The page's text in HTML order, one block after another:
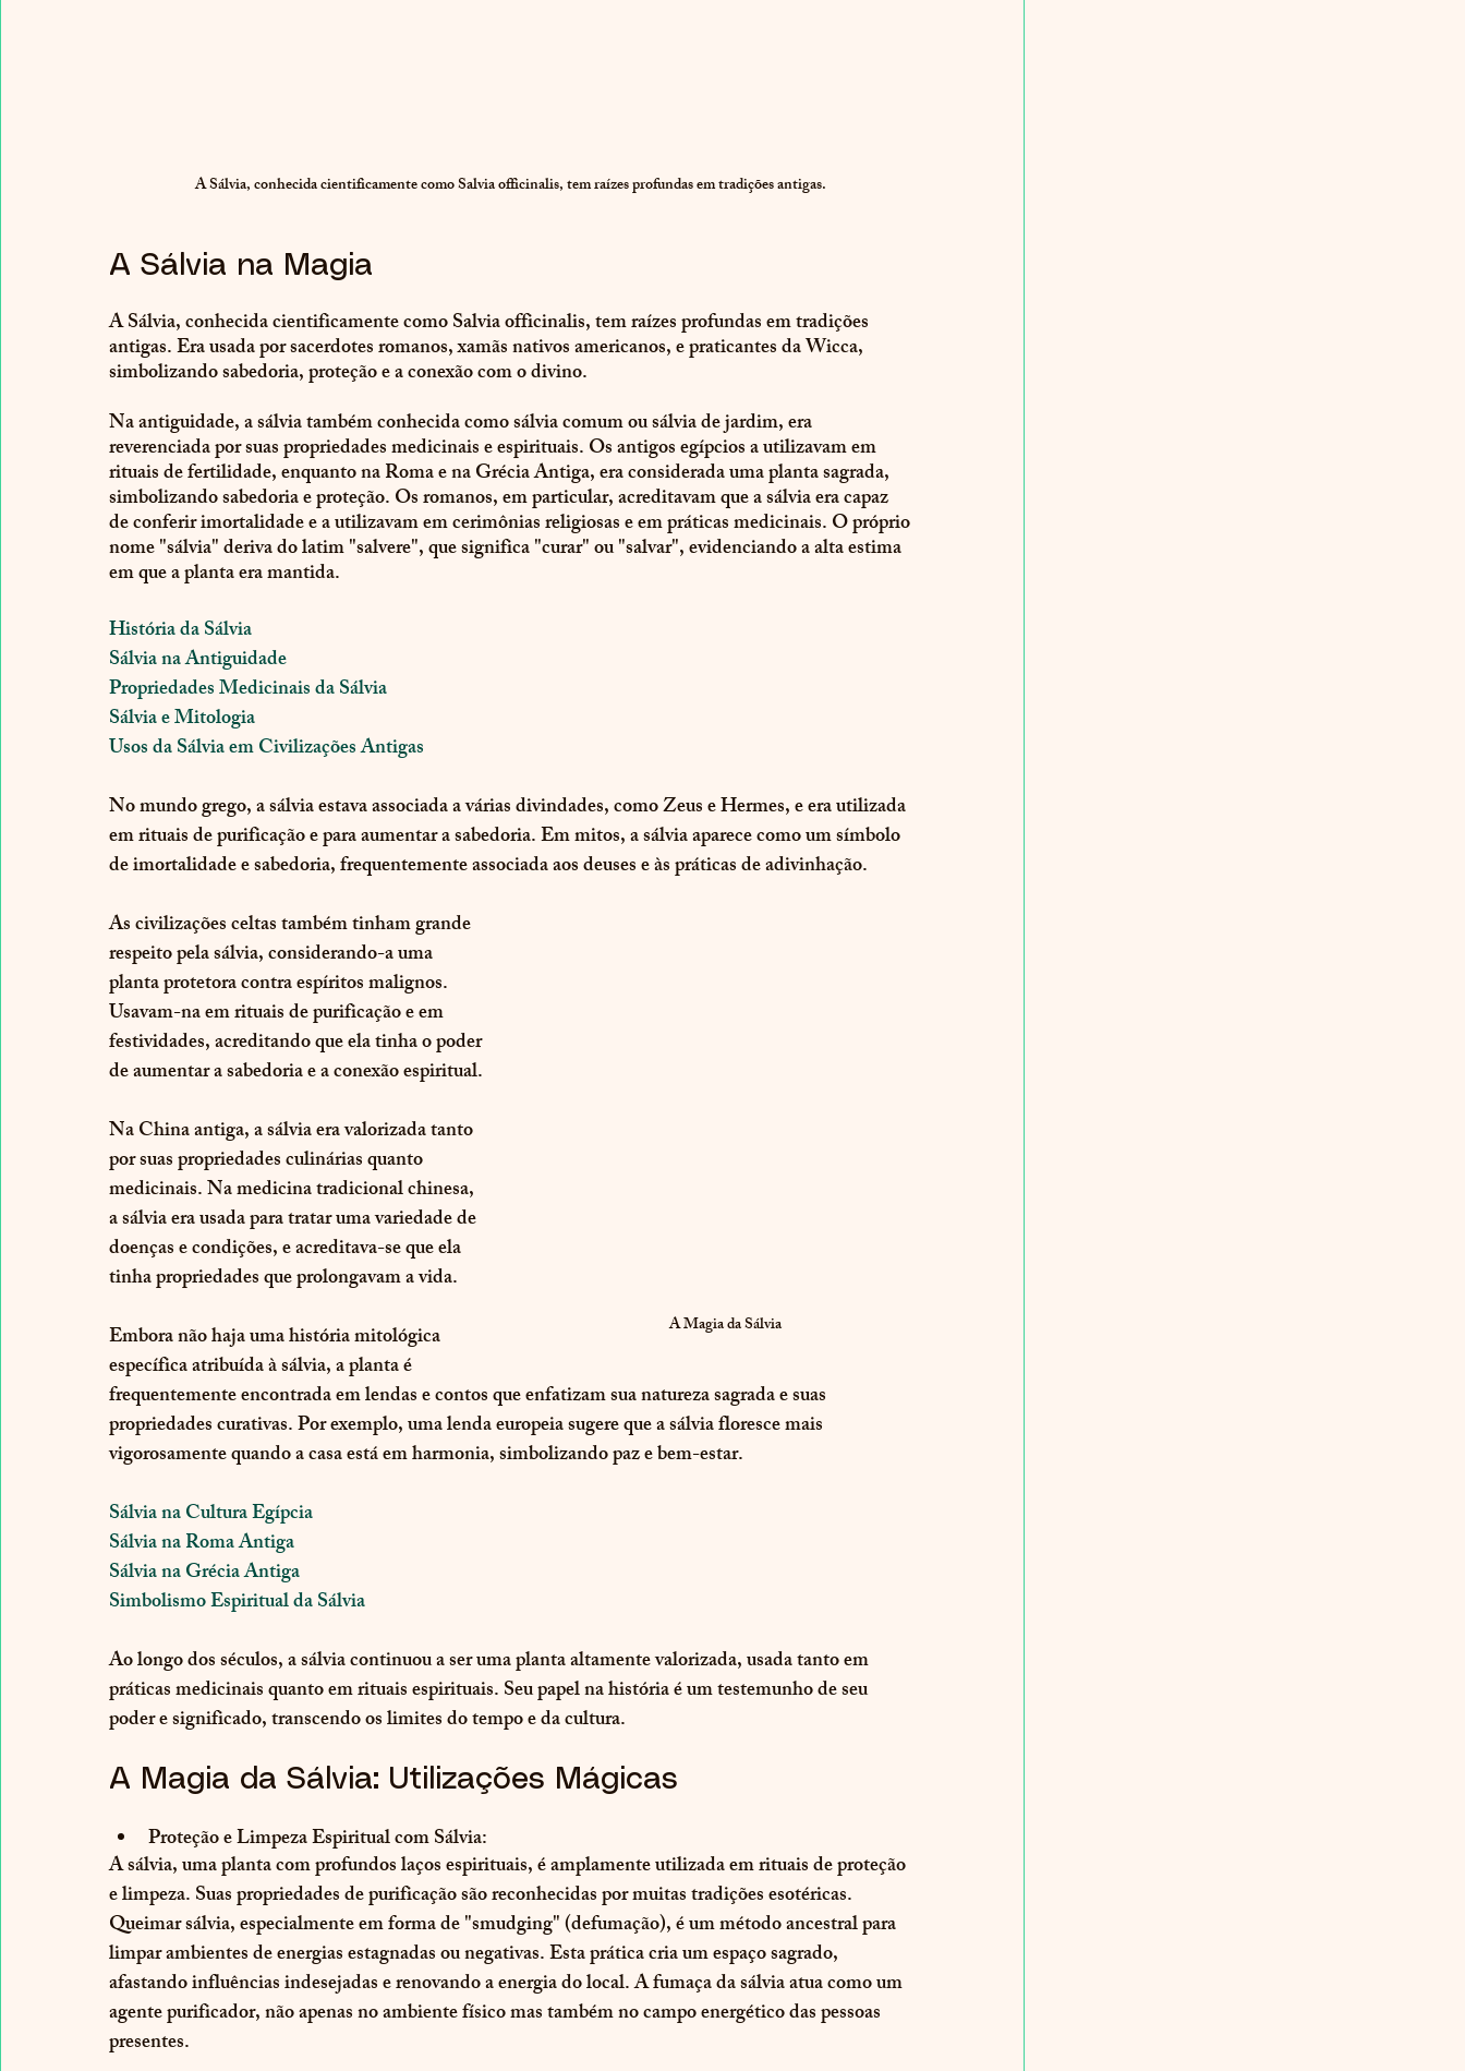
A Sálvia, conhecida cientificamente como Salvia officinalis, tem raízes profundas em tradições antigas.
A Sálvia na Magia
A Sálvia, conhecida cientificamente como Salvia officinalis, tem raízes profundas em tradições
antigas. Era usada por sacerdotes romanos, xamãs nativos americanos, e praticantes da Wicca,
simbolizando sabedoria, proteção e a conexão com o divino.
Na antiguidade, a sálvia também conhecida como sálvia comum ou sálvia de jardim, era
reverenciada por suas propriedades medicinais e espirituais. Os antigos egípcios a utilizavam em
rituais de fertilidade, enquanto na Roma e na Grécia Antiga, era considerada uma planta sagrada,
simbolizando sabedoria e proteção. Os romanos, em particular, acreditavam que a sálvia era capaz
de conferir imortalidade e a utilizavam em cerimônias religiosas e em práticas medicinais. O próprio
nome "sálvia" deriva do latim "salvere", que significa "curar" ou "salvar", evidenciando a alta estima
em que a planta era mantida.
História da Sálvia
Sálvia na Antiguidade
Propriedades Medicinais da Sálvia
Sálvia e Mitologia
Usos da Sálvia em Civilizações Antigas
No mundo grego, a sálvia estava associada a várias divindades, como Zeus e Hermes, e era utilizada
em rituais de purificação e para aumentar a sabedoria. Em mitos, a sálvia aparece como um símbolo
de imortalidade e sabedoria, frequentemente associada aos deuses e às práticas de adivinhação.
A Magia da Sálvia
As civilizações celtas também tinham grande
respeito pela sálvia, considerando-a uma
planta protetora contra espíritos malignos.
Usavam-na em rituais de purificação e em
festividades, acreditando que ela tinha o poder
de aumentar a sabedoria e a conexão espiritual.
Na China antiga, a sálvia era valorizada tanto
por suas propriedades culinárias quanto
medicinais. Na medicina tradicional chinesa,
a sálvia era usada para tratar uma variedade de
doenças e condições, e acreditava-se que ela
tinha propriedades que prolongavam a vida.
Embora não haja uma história mitológica
específica atribuída à sálvia, a planta é
frequentemente encontrada em lendas e contos que enfatizam sua natureza sagrada e suas
propriedades curativas. Por exemplo, uma lenda europeia sugere que a sálvia floresce mais
vigorosamente quando a casa está em harmonia, simbolizando paz e bem-estar.
Sálvia na Cultura Egípcia
Sálvia na Roma Antiga
Sálvia na Grécia Antiga
Simbolismo Espiritual da Sálvia
Ao longo dos séculos, a sálvia continuou a ser uma planta altamente valorizada, usada tanto em
práticas medicinais quanto em rituais espirituais. Seu papel na história é um testemunho de seu
poder e significado, transcendo os limites do tempo e da cultura.
A Magia da Sálvia: Utilizações Mágicas
Proteção e Limpeza Espiritual com Sálvia:
A sálvia, uma planta com profundos laços espirituais, é amplamente utilizada em rituais de proteção
e limpeza. Suas propriedades de purificação são reconhecidas por muitas tradições esotéricas.
Queimar sálvia, especialmente em forma de "smudging" (defumação), é um método ancestral para
limpar ambientes de energias estagnadas ou negativas. Esta prática cria um espaço sagrado,
afastando influências indesejadas e renovando a energia do local. A fumaça da sálvia atua como um
agente purificador, não apenas no ambiente físico mas também no campo energético das pessoas
presentes.